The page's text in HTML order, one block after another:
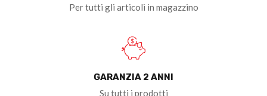
Per tutti gli articoli in magazzino
GARANZIA 2 ANNI
Su tutti i prodotti